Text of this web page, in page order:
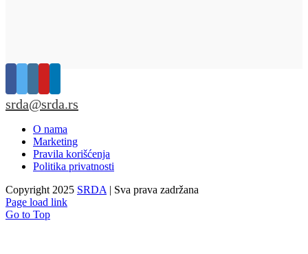
srda@srda.rs
O nama
Marketing
Pravila korišćenja
Politika privatnosti
Copyright 2025 SRDA | Sva prava zadržana
Page load link
Go to Top